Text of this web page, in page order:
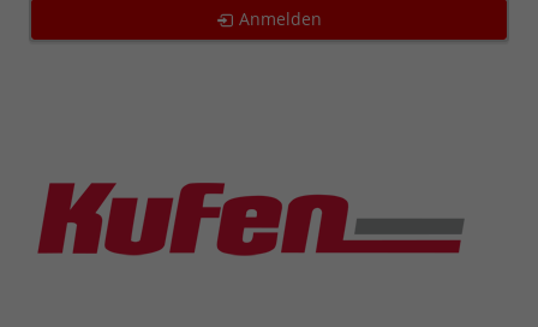
Anmelden